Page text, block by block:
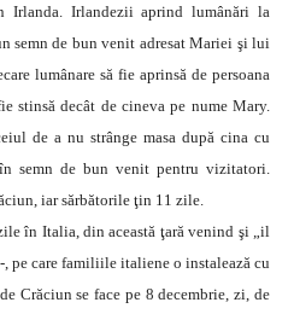
Irlanda. Irlandezii aprind lumânări la
semn de bun venit adresat Mariei şi lui
lumânare să fie aprinsă de persoana
stinsă decât de cineva pe nume Mary.
de a nu strânge masa după cina cu
semn de bun venit pentru vizitatori.
iar sărbătorile ţin 11 zile.
în Italia, din această ţară venind şi „il
, pe care familiile italiene o instalează cu
Crăciun se face pe 8 decembrie, zi, de